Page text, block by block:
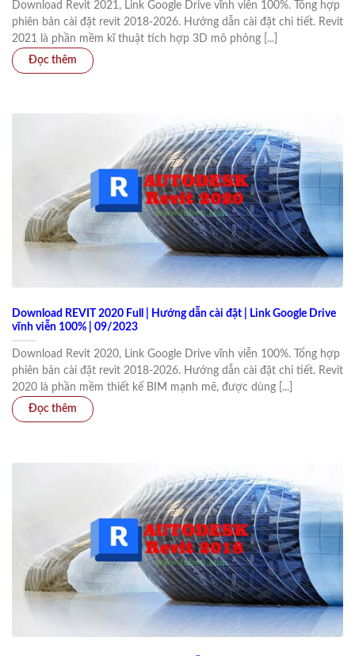
Download Revit 2021, Link Google Drive vĩnh viễn 100%. Tổng hợp
phiên bản cài đặt revit 2018-2026. Hướng dẫn cài đặt chi tiết. Revit
2021 là phần mềm kĩ thuật tích hợp 3D mô phỏng [...]
Download REVIT 2020 Full | Hướng dẫn cài đặt | Link Google Drive
vĩnh viễn 100% | 09/2023
Download Revit 2020, Link Google Drive vĩnh viễn 100%. Tổng hợp
phiên bản cài đặt revit 2018-2026. Hướng dẫn cài đặt chi tiết. Revit
2020 là phần mềm thiết kế BIM mạnh mẽ, được dùng [...]